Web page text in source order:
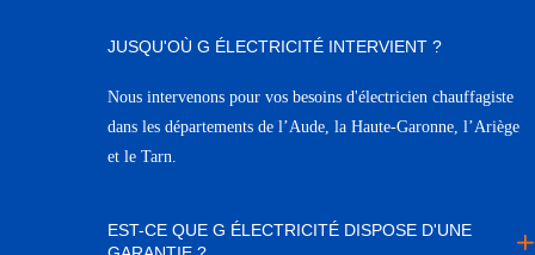
JUSQU'OÙ G ÉLECTRICITÉ INTERVIENT ?
Nous intervenons pour vos besoins d'électricien chauffagiste
dans les départements de l’Aude, la Haute-Garonne, l’Ariège
et le Tarn.
EST-CE QUE G ÉLECTRICITÉ DISPOSE D'UNE